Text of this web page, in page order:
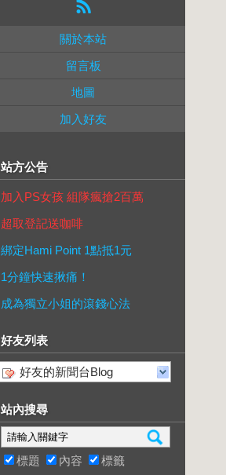
關於本站
留言板
地圖
加入好友
站方公告
加入PS女孩 組隊瘋搶2百萬
超取登記送咖啡
綁定Hami Point 1點抵1元
1分鐘快速揪痛！
成為獨立小姐的滾錢心法
好友列表
好友的新聞台Blog
站內搜尋
標題 內容 標籤